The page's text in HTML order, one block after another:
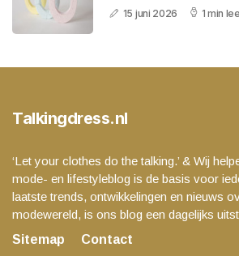
15 juni 2026 1 min
Talkingdress.nl
‘Let your clothes do the talking.’ & Wij
mode- en lifestyleblog is de basis voor
laatste trends, ontwikkelingen en nieuws
modewereld, is ons blog een dagelijks
Sitemap
Contact